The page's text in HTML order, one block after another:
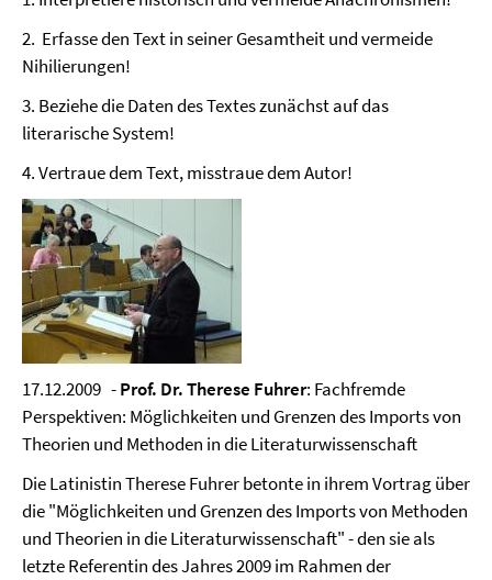
2. Erfasse den Text in seiner Gesamtheit und vermeide
Nihilierungen!
3. Beziehe die Daten des Textes zunächst auf das
literarische System!
4. Vertraue dem Text, misstraue dem Autor!
17.12.2009 -Prof. Dr. Therese Fuhrer: Fachfremde
Perspektiven: Möglichkeiten und Grenzen des Imports von
Theorien und Methoden in die Literaturwissenschaft
Die Latinistin Therese Fuhrer betonte in ihrem Vortrag über
die "Möglichkeiten und Grenzen des Imports von Methoden
und Theorien in die Literaturwissenschaft" - den sie als
letzte Referentin des Jahres 2009 im Rahmen der